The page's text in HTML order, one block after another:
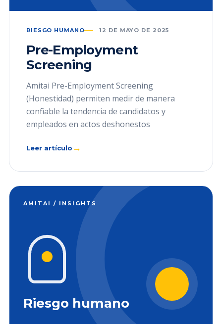
RIESGO HUMANO 12 DE MAYO DE 2025
Pre-Employment
Screening
Amitai Pre-Employment Screening
(Honestidad) permiten medir de manera
confiable la tendencia de candidatos y
empleados en actos deshonestos
Leer artículo →
AMITAI / INSIGHTS
Riesgo humano